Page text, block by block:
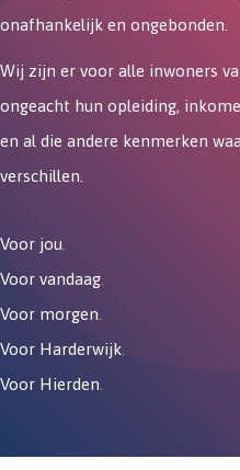
onafhankelijk en ongebonden.
Wij zijn er voor alle inwoners
ongeacht hun opleiding,
en al die andere kenmerken
verschillen.
Voor jou
Voor vandaag
Voor morgen
Voor Harderwijk
Voor Hierden